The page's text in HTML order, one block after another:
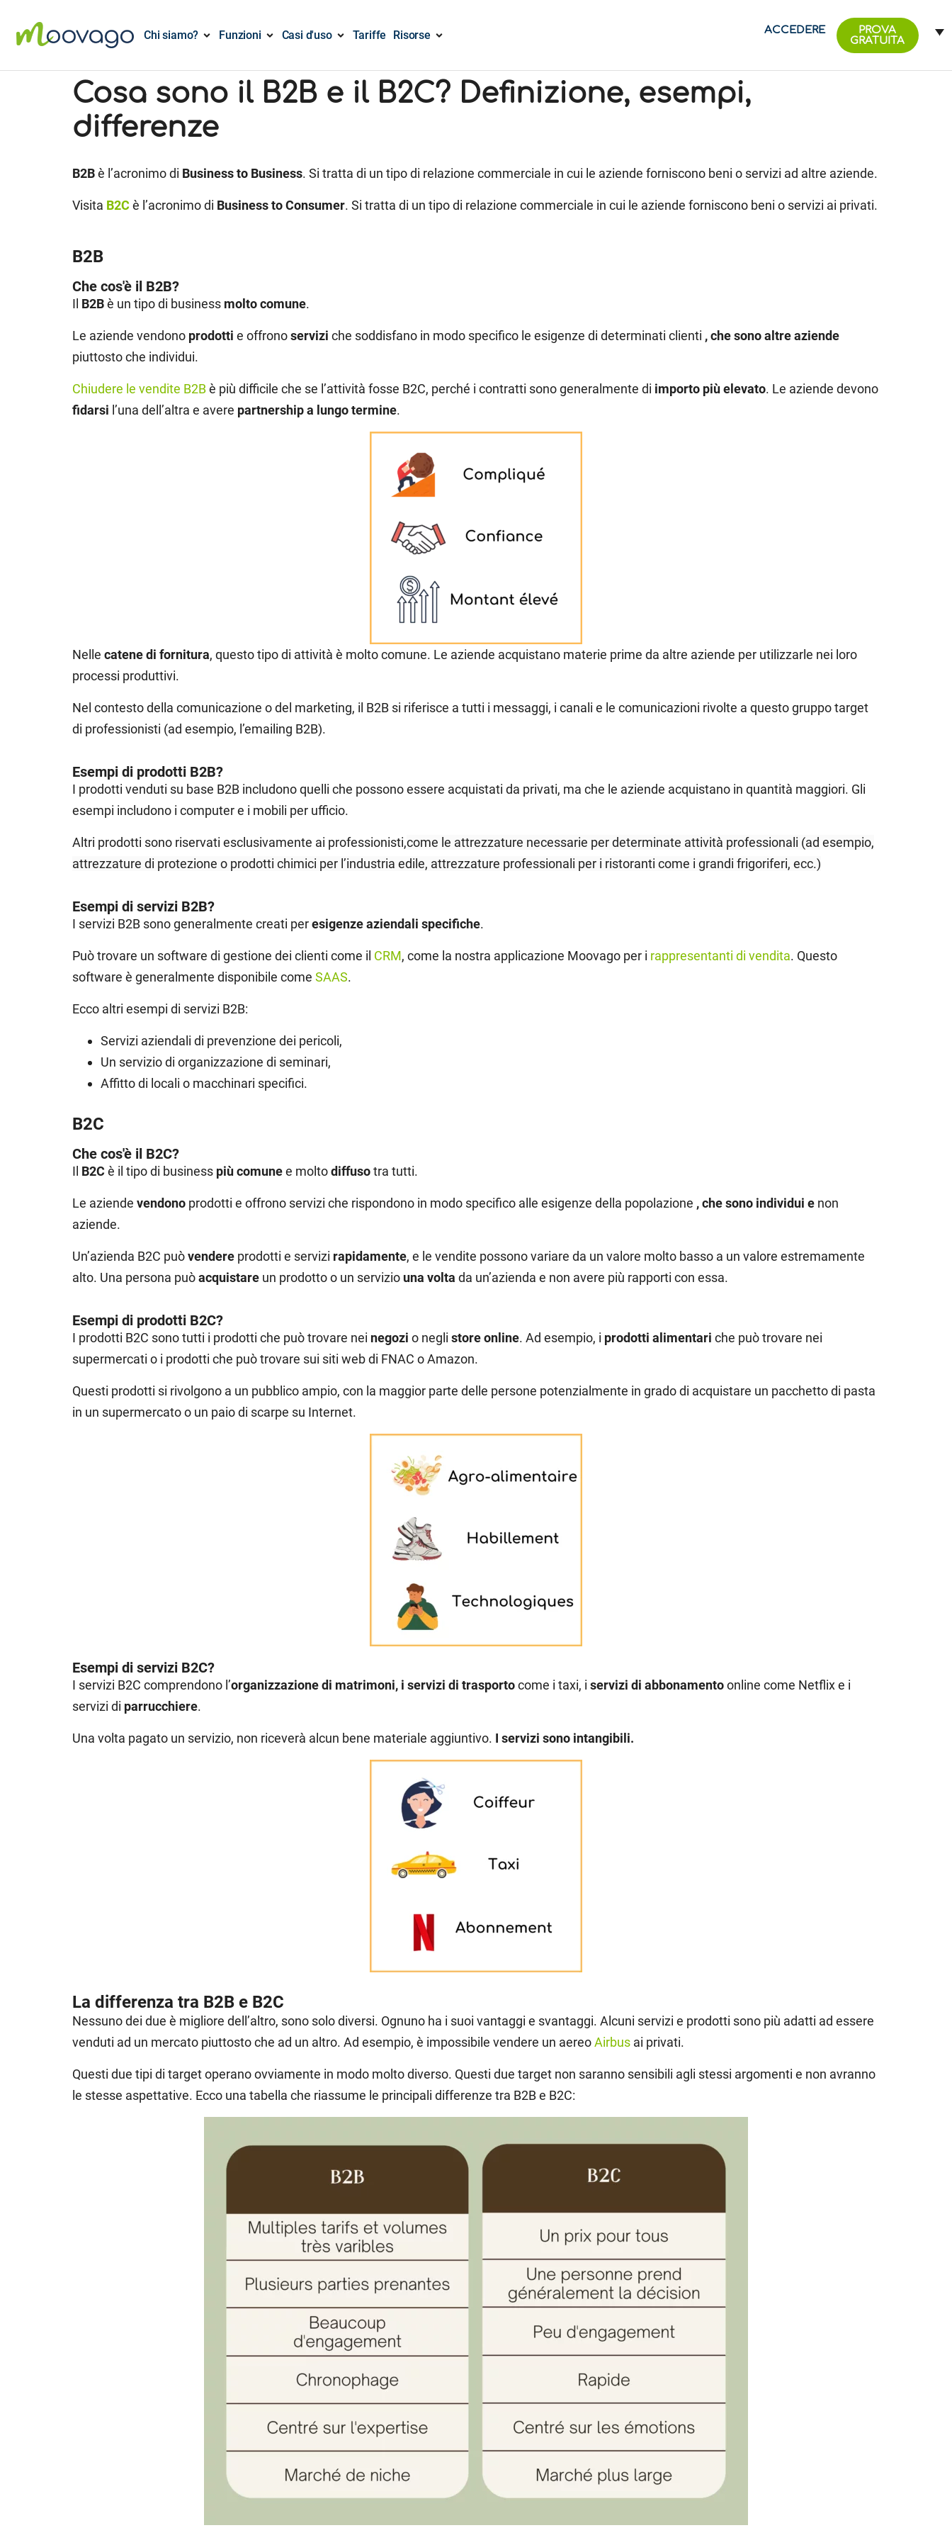
Chi siamo? Funzioni Casi d'uso Tariffe Risorse ACCEDERE
PROVA
GRATUITA
Cosa sono il B2B e il B2C? Definizione, esempi,
differenze
B2Bè l’acronimo di Business to Business. Si tratta di un tipo di relazione commerciale in cui le aziende forniscono beni o servizi ad altre aziende.
Visita B2C è l’acronimo di Business to Consumer. Si tratta di un tipo di relazione commerciale in cui le aziende forniscono beni o servizi ai privati.
B2B
Che cos'è il B2B?
Il B2Bè un tipo di business molto comune.
Le aziende vendono prodotti e offronoservizi che soddisfano in modo specifico le esigenze di determinati clienti , che sono altre aziende
piuttosto che individui.
Chiudere le vendite B2Bè più difficile che se l’attività fosse B2C, perché i contratti sono generalmente di importo più elevato. Le aziende devono
fidarsi l’una dell’altra e avere partnership a lungo termine.
Nelle catene di fornitura, questo tipo di attività è molto comune. Le aziende acquistano materie prime da altre aziende per utilizzarle nei loro
processi produttivi.
Nel contesto della comunicazione o del marketing, il B2B si riferisce a tutti i messaggi, i canali e le comunicazioni rivolte a questo gruppo target
di professionisti (ad esempio, l’emailing B2B).
Esempi di prodotti B2B?
I prodotti venduti su base B2B includono quelli che possono essere acquistati da privati, ma che le aziende acquistano in quantità maggiori. Gli
esempi includono i computer e i mobili per ufficio.
Altri prodotti sono riservati esclusivamente ai professionisti,come le attrezzature necessarie per determinate attività professionali (ad esempio,
attrezzature di protezione o prodotti chimici per l’industria edile, attrezzature professionali per i ristoranti come i grandi frigoriferi, ecc.)
Esempi di servizi B2B?
I servizi B2B sono generalmente creati peresigenze aziendali specifiche.
Può trovare un software di gestione dei clienti come il CRM, come la nostra applicazione Moovago per i rappresentanti di vendita. Questo
software è generalmente disponibile come SAAS.
Ecco altri esempi di servizi B2B:
Servizi aziendali di prevenzione dei pericoli,
Un servizio di organizzazione di seminari,
Affitto di locali o macchinari specifici.
B2C
Che cos'è il B2C?
Il B2C è il tipo di business più comunee moltodiffusotra tutti.
Le aziende vendono prodotti e offrono servizi che rispondono in modo specifico alle esigenze della popolazione , che sono individui e non
aziende.
Un’azienda B2C puòvendere prodotti e servizi rapidamente, e le vendite possono variare da un valore molto basso a un valore estremamente
alto. Una persona puòacquistare un prodotto o un servizio una volta da un’azienda e non avere più rapporti con essa.
Esempi di prodotti B2C?
I prodotti B2C sono tutti i prodotti che può trovare nei negozi o negli store online. Ad esempio, i prodotti alimentari che può trovare nei
supermercati o i prodotti che può trovare sui siti web di FNAC o Amazon.
Questi prodotti si rivolgono a un pubblico ampio, con la maggior parte delle persone potenzialmente in grado di acquistare un pacchetto di pasta
in un supermercato o un paio di scarpe su Internet.
Esempi di servizi B2C?
I servizi B2C comprendono l’organizzazione di matrimoni, i servizi di trasportocome i taxi, i servizi di abbonamentoonline come Netflix e i
servizi di parrucchiere.
Una volta pagato un servizio, non riceverà alcun bene materiale aggiuntivo. I servizi sono intangibili.
La differenza tra B2B e B2C
Nessuno dei due è migliore dell’altro, sono solo diversi. Ognuno ha i suoi vantaggi e svantaggi. Alcuni servizi e prodotti sono più adatti ad essere
venduti ad un mercato piuttosto che ad un altro. Ad esempio, è impossibile vendere un aereoAirbus ai privati.
Questi due tipi di target operano ovviamente in modo molto diverso. Questi due target non saranno sensibili agli stessi argomenti e non avranno
le stesse aspettative. Ecco una tabella che riassume le principali differenze tra B2B e B2C: